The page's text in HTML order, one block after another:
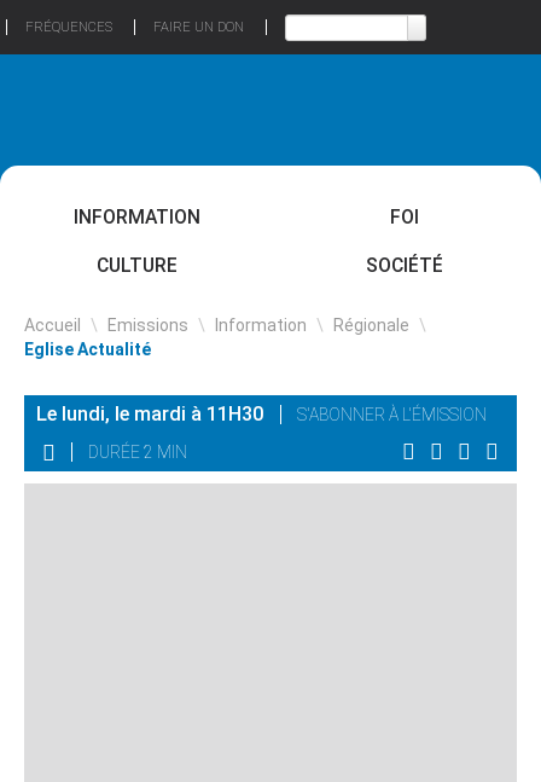
FRÉQUENCES FAIRE UN DON
INFORMATION FOI
CULTURE SOCIÉTÉ
Accueil \ Emissions \ Information \ Régionale \
Eglise Actualité
Le lundi, le mardi à 11H30
S'ABONNER À L'ÉMISSION
DURÉE 2 MIN